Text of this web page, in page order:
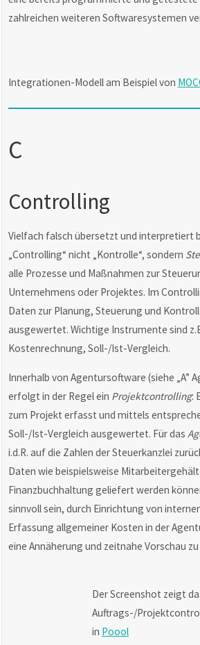
zahlreichen weiteren Softwaresystemen
Integrationen-Modell am Beispiel von
C
Controlling
Vielfach falsch übersetzt und interpretiert
„Controlling“ nicht „Kontrolle“, sondern
alle Prozesse und Maßnahmen zur
Unternehmens oder Projektes. Im
Daten zur Planung, Steuerung und
ausgewertet. Wichtige Instrumente sind
Kostenrechnung, Soll-/Ist-Vergleich.
Innerhalb von Agentursoftware (siehe „A”
erfolgt in der Regel ein Projektcontrolling:
zum Projekt erfasst und mittels
Soll-/Ist-Vergleich ausgewertet. Für das
i.d.R. auf die Zahlen der Steuerkanzlei
Daten wie beispielsweise
Finanzbuchhaltung geliefert werden
sinnvoll sein, durch Einrichtung von
Erfassung allgemeiner Kosten in der
eine Annäherung und zeitnahe Vorschau
Der Screenshot zeigt
Auftrags-/
in Poool